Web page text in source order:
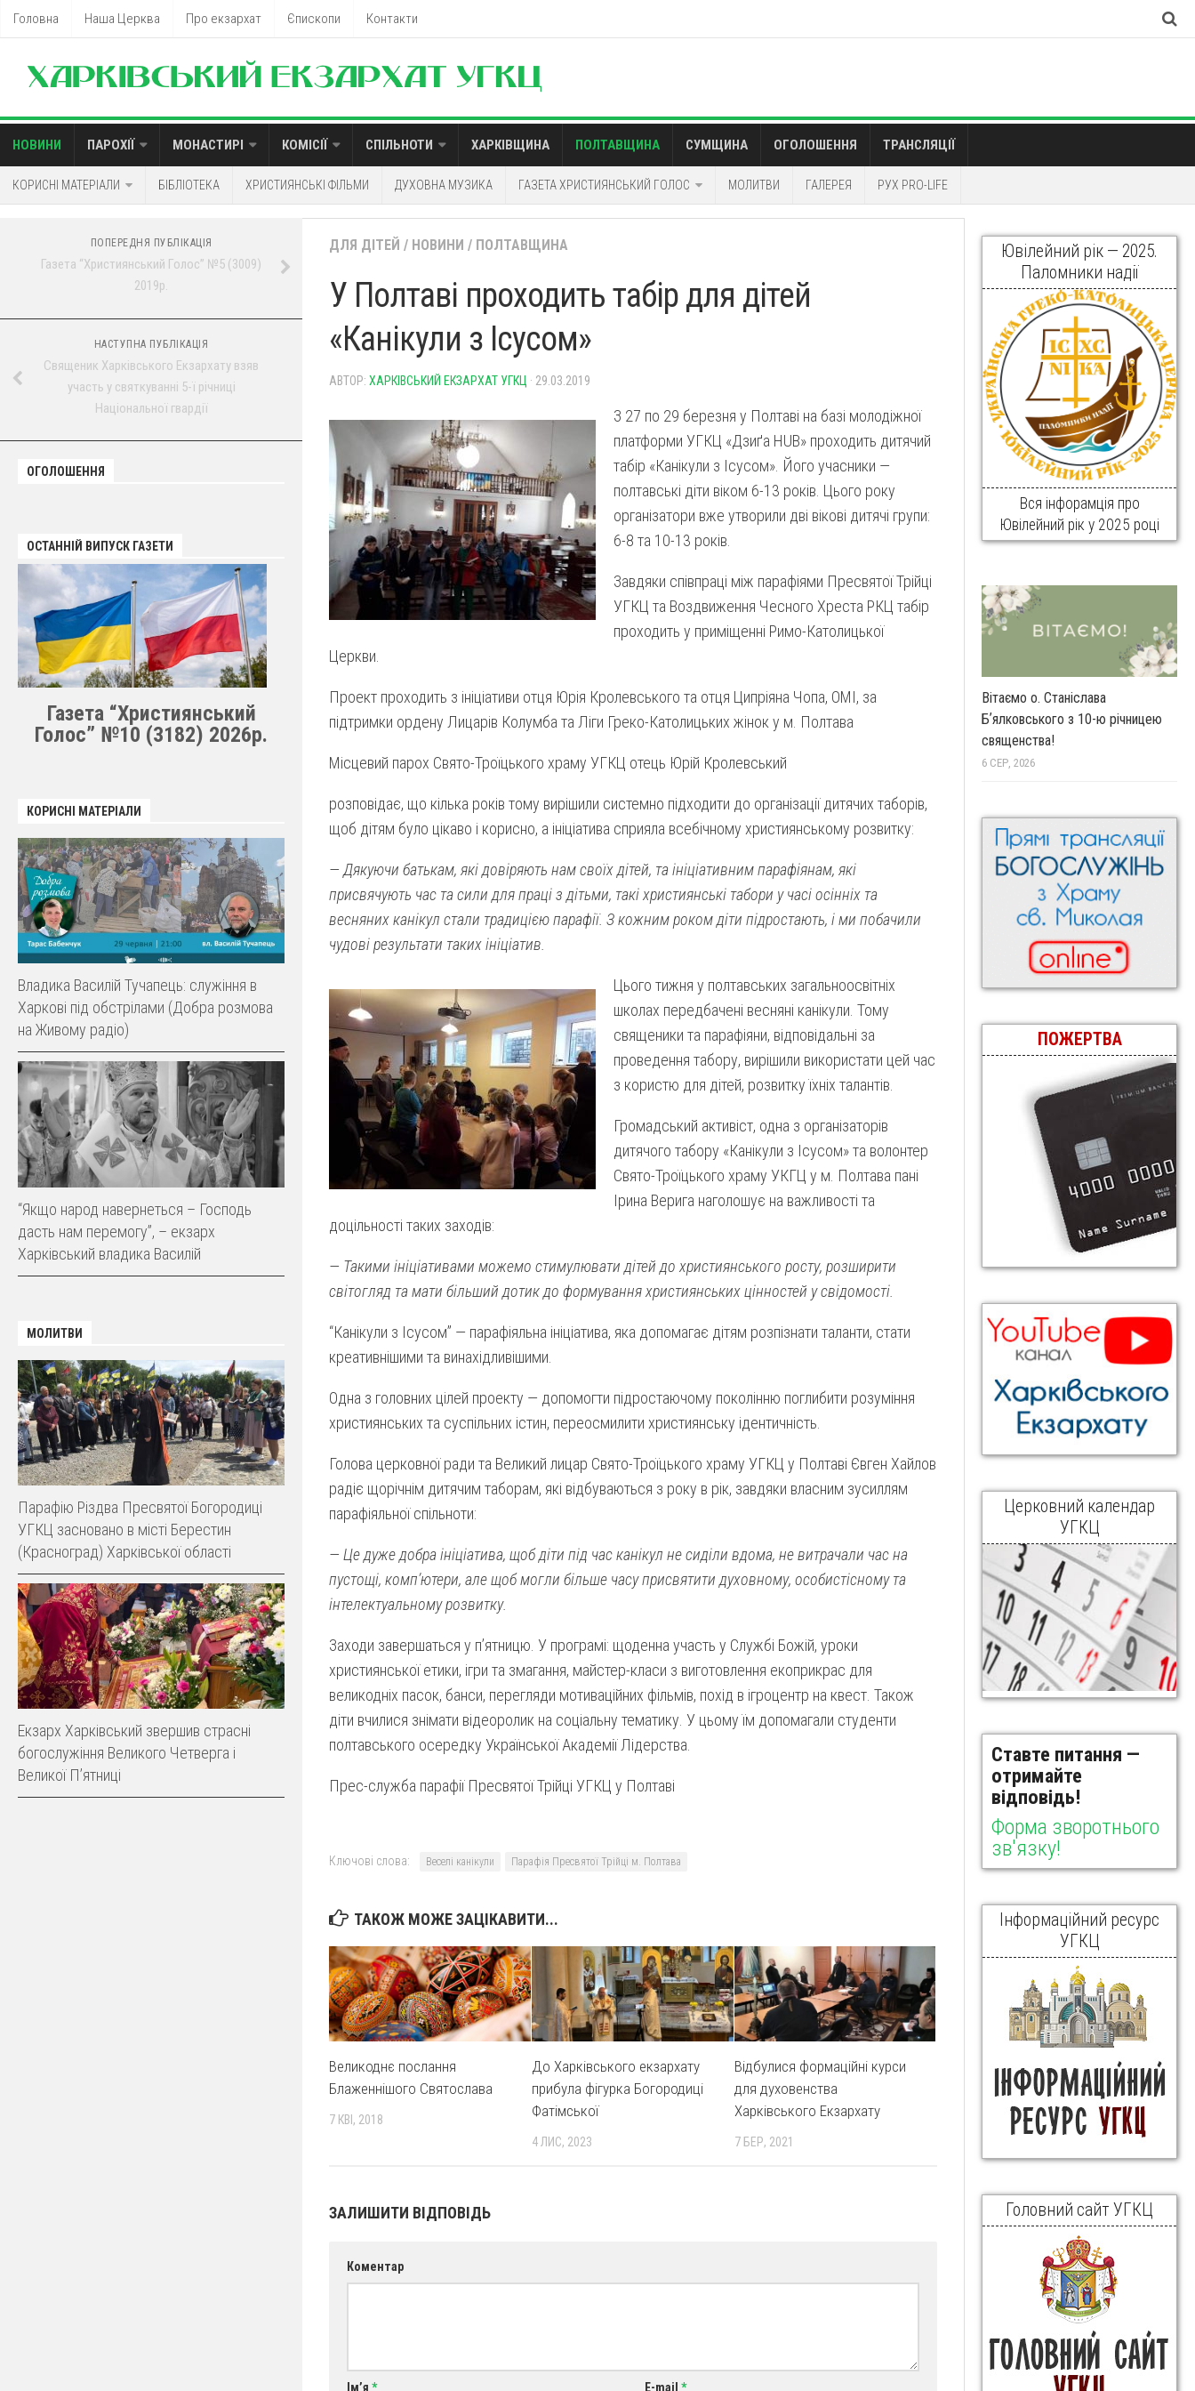
Головна Наша Церква Про екзархат Єпископи Контакти
НОВИНИ ПАРОХІЇ МОНАСТИРІ КОМІСІЇ СПІЛЬНОТИ ХАРКІВЩИНА ПОЛТАВЩИНА СУМЩИНА ОГОЛОШЕННЯ ТРАНСЛЯЦІЇ
КОРИСНІ МАТЕРІАЛИ БІБЛІОТЕКА ХРИСТИЯНСЬКІ ФІЛЬМИ ДУХОВНА МУЗИКА ГАЗЕТА ХРИСТИЯНСЬКИЙ ГОЛОС МОЛИТВИ ГАЛЕРЕЯ РУХ PRO-LIFE
ДЛЯ ДІТЕЙ / НОВИНИ / ПОЛТАВЩИНА
У Полтаві проходить табір для дітей
«Канікули з Ісусом»
АВТОР: ХАРКІВСЬКИЙ ЕКЗАРХАТ УГКЦ · 29.03.2019
З 27 по 29 березня у Полтаві на базі молодіжної
платформи УГКЦ «Дзиґа HUB» проходить дитячий
табір «Канікули з Ісусом». Його учасники —
полтавські діти віком 6-13 років. Цього року
організатори вже утворили дві вікові дитячі групи:
6-8 та 10-13 років.
Завдяки співпраці між парафіями Пресвятої Трійці
УГКЦ та Воздвиження Чесного Хреста РКЦ табір
проходить у приміщенні Римо-Католицької
Церкви.
Проект проходить з ініціативи отця Юрія Кролевського та отця Ципріяна Чопа, ОМІ, за
підтримки ордену Лицарів Колумба та Ліги Греко-Католицьких жінок у м. Полтава
Місцевий парох Свято-Троїцького храму УГКЦ отець Юрій Кролевський
розповідає, що кілька років тому вирішили системно підходити до організації дитячих таборів,
щоб дітям було цікаво і корисно, а ініціатива сприяла всебічному християнському розвитку:
— Дякуючи батькам, які довіряють нам своїх дітей, та ініціативним парафіянам, які
присвячують час та сили для праці з дітьми, такі християнські табори у часі осінніх та
весняних канікул стали традицією парафії. З кожним роком діти підростають, і ми побачили
чудові результати таких ініціатив.
Цього тижня у полтавських загальноосвітніх
школах передбачені весняні канікули. Тому
священики та парафіяни, відповідальні за
проведення табору, вирішили використати цей час
з користю для дітей, розвитку їхніх талантів.
Громадський активіст, одна з організаторів
дитячого табору «Канікули з Ісусом» та волонтер
Свято-Троїцького храму УКГЦ у м. Полтава пані
Ірина Верига наголошує на важливості та
доцільності таких заходів:
— Такими ініціативами можемо стимулювати дітей до християнського росту, розширити
світогляд та мати більший дотик до формування християнських цінностей у свідомості.
“Канікули з Ісусом” — парафіяльна ініціатива, яка допомагає дітям розпізнати таланти, стати
креативнішими та винахідливішими.
Одна з головних цілей проекту — допомогти підростаючому поколінню поглибити розуміння
християнських та суспільних істин, переосмилити християнську ідентичність.
Голова церковної ради та Великий лицар Свято-Троїцького храму УГКЦ у Полтаві Євген Хайлов
радіє щорічнім дитячим таборам, які відбуваються з року в рік, завдяки власним зусиллям
парафіяльної спільноти:
— Це дуже добра ініціатива, щоб діти під час канікул не сиділи вдома, не витрачали час на
пустощі, комп’ютери, але щоб могли більше часу присвятити духовному, особистісному та
інтелектуальному розвитку.
Заходи завершаться у п’ятницю. У програмі: щоденна участь у Службі Божій, уроки
християнської етики, ігри та змагання, майстер-класи з виготовлення екоприкрас для
великодніх пасок, банси, перегляди мотиваційних фільмів, похід в ігроцентр на квест. Також
діти вчилися знімати відеоролик на соціальну тематику. У цьому їм допомагали студенти
полтавського осередку Української Академії Лідерства.
Прес-служба парафії Пресвятої Трійці УГКЦ у Полтаві
Ключові слова: Веселі канікули Парафія Пресвятої Трійці м. Полтава
ТАКОЖ МОЖЕ ЗАЦІКАВИТИ...
Великоднє послання
Блаженнішого Святослава
7 КВІ, 2018
До Харківського екзархату
прибула фігурка Богородиці
Фатімської
4 ЛИС, 2023
Відбулися формаційні курси
для духовенства
Харківського Екзархату
7 БЕР, 2021
ЗАЛИШИТИ ВІДПОВІДЬ
Коментар
Ім’я * E-mail *
ПОПЕРЕДНЯ ПУБЛІКАЦІЯ
Газета “Християнський Голос” №5 (3009)
2019р.
НАСТУПНА ПУБЛІКАЦІЯ
Священик Харківського Екзархату взяв
участь у святкуванні 5-ї річниці
Національної гвардії
ОГОЛОШЕННЯ
ОСТАННІЙ ВИПУСК ГАЗЕТИ
Газета “Християнський
Голос” №10 (3182) 2026р.
КОРИСНІ МАТЕРІАЛИ
Владика Василій Тучапець: служіння в
Харкові під обстрілами (Добра розмова
на Живому радіо)
“Якщо народ навернеться – Господь
дасть нам перемогу”, – екзарх
Харківський владика Василій
МОЛИТВИ
Парафію Різдва Пресвятої Богородиці
УГКЦ засновано в місті Берестин
(Красноград) Харківської області
Екзарх Харківський звершив страсні
богослужіння Великого Четверга і
Великої Пʼятниці
Ювілейний рік — 2025.
Паломники надії
Вся інфорамція про
Ювілейний рік у 2025 році
Вітаємо о. Станіслава
Бʼялковського з 10-ю річницею
священства!
6 СЕР, 2026
ПОЖЕРТВА
Церковний календар
УГКЦ
Ставте питання —
отримайте
відповідь!
Форма зворотнього
зв'язку!
Інформаційний ресурс
УГКЦ
Головний сайт УГКЦ